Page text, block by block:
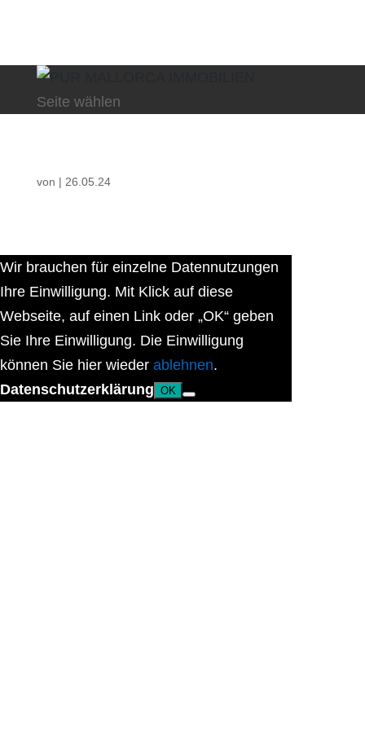
Seite wählen
von | 26.05.24
Wir brauchen für einzelne Datennutzungen
Ihre Einwilligung. Mit Klick auf diese
Webseite, auf einen Link oder „OK“ geben
Sie Ihre Einwilligung. Die Einwilligung
können Sie hier wieder ablehnen.
Datenschutzerklärung OK